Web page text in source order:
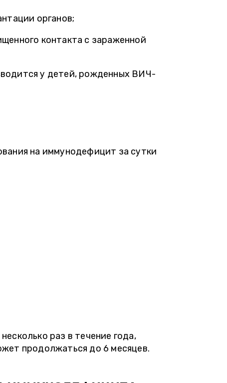
органов;
контакта с зараженной
у детей, рожденных ВИЧ-
на иммунодефицит за сутки
раз в течение года,
продолжаться до 6 месяцев.